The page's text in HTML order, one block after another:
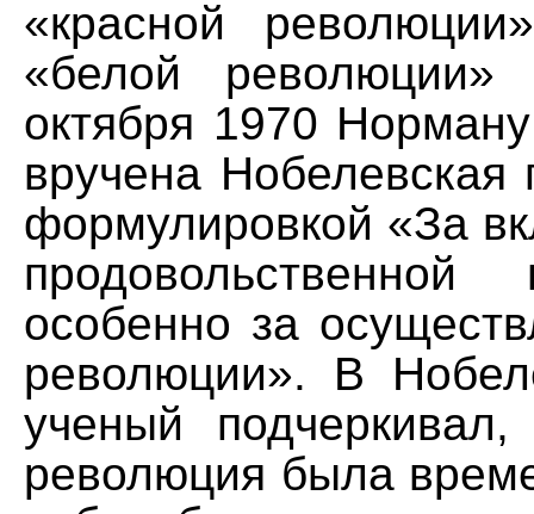
«красной
«белой
октября 1970
вручена
формулировкой «За
особенно за
революции». В
ученый
революция была